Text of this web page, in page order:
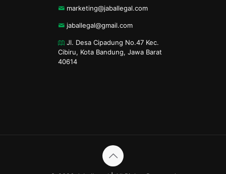
marketing@jaballegal.com
jaballegal@gmail.com
Jl. Desa Cipadung No.47 Kec.
Cibiru, Kota Bandung, Jawa Barat
40614